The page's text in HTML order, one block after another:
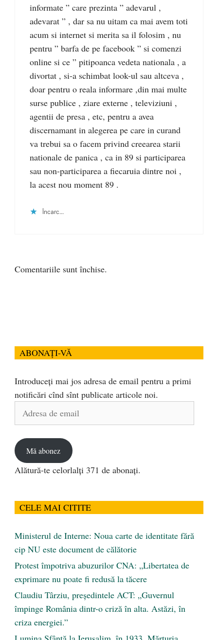
informate ” care prezinta ” adevarul ,
adevarat ” , dar sa nu uitam ca mai avem toti
acum si internet si merita sa il folosim , nu
pentru ” barfa de pe facebook ” si comenzi
online si ce ” pitipoanca vedeta nationala , a
divortat , si-a schimbat look-ul sau altceva ,
doar pentru o reala informare ,din mai multe
surse publice , ziare externe , televiziuni ,
agentii de presa , etc, pentru a avea
discernamant in alegerea pe care in curand
va trebui sa o facem privind creearea starii
nationale de panica , ca in 89 si participarea
sau non-participarea a fiecaruia dintre noi ,
la acest nou moment 89 .
Încarc...
Comentariile sunt închise.
ABONAȚI-VĂ
Introduceți mai jos adresa de email pentru a primi
notificări cînd sînt publicate articole noi.
Adresa
Mă abonez
Alătură-te celorlalți 371 de abonați.
CELE MAI CITITE
Ministerul de Interne: Noua carte de identitate fără
cip NU este document de călătorie
Protest împotriva abuzurilor CNA: „Libertatea de
exprimare nu poate fi redusă la tăcere
Claudiu Târziu, președintele ACT: „Guvernul
împinge România dintr-o criză în alta. Astăzi, în
criza energiei.”